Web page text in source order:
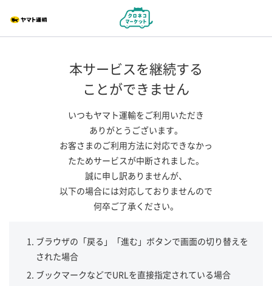
本サービスを継続する
ことができません
いつもヤマト運輸をご利用いただき
ありがとうございます。
お客さまのご利用方法に対応できなかっ
たためサービスが中断されました。
誠に申し訳ありませんが、
以下の場合には対応しておりませんので
何卒ご了承ください。
ブラウザの「戻る」「進む」ボタンで画面の切り替えを
された場合
ブックマークなどでURLを直接指定されている場合